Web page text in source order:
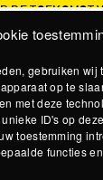
gebruiken wij
op te
met deze
ID's op
toestemming
functies
DE TOEKOMST